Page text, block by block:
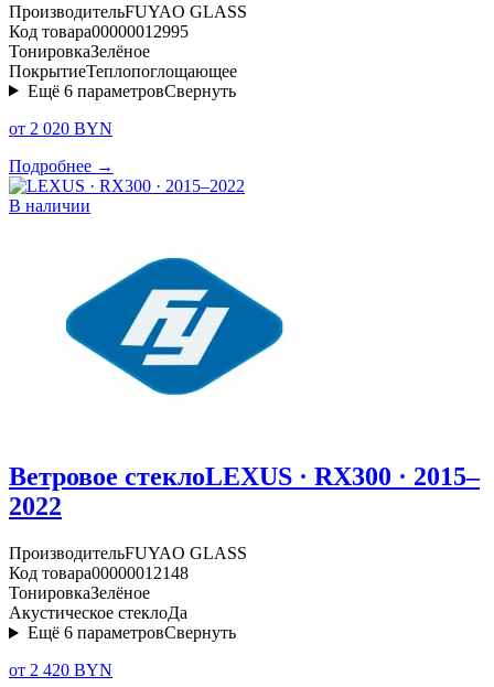
ПроизводительFUYAO GLASS
Код товара00000012995
ТонировкаЗелёное
ПокрытиеТеплопоглощающее
Ещё 6 параметровСвернуть
от 2 020 BYN
Подробнее →
В наличии
Ветровое стеклоLEXUS · RX300 · 2015–
2022
ПроизводительFUYAO GLASS
Код товара00000012148
ТонировкаЗелёное
Акустическое стеклоДа
Ещё 6 параметровСвернуть
от 2 420 BYN